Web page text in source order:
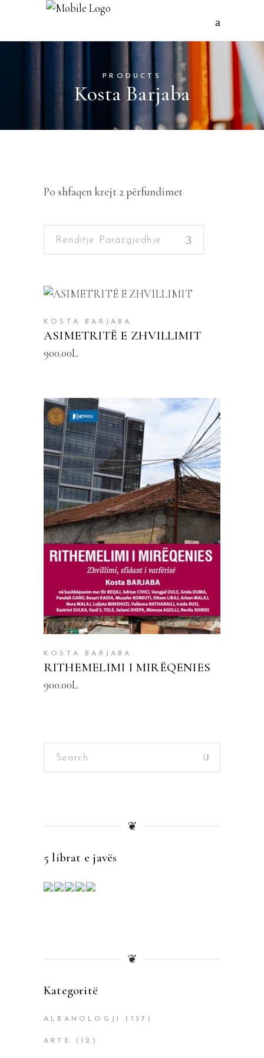
PRODUCTS
Kosta Barjaba
Po shfaqen krejt 2 përfundimet
Renditje Parazgjedhje
KOSTA BARJABA
ASIMETRITË E ZHVILLIMIT
900.00L
SHTOJE NË SHPORTË
KOSTA BARJABA
RITHEMELIMI I MIRËQENIES
900.00L
Search
❦
5 librat e javës
❦
Kategoritë
ALBANOLOGJI (137)
ARTE (12)